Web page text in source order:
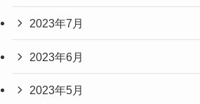
2023年7月
2023年6月
2023年5月